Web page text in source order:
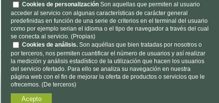
Encuéntalo aquí...
Cookies de personalización Son aquellas que permiten al usuario
acceder al servicio con algunas características de carácter general
predefinidas en función de una serie de criterios en el terminal del usuario
como por ejemplo serian el idioma o el tipo de navegador a través del cual
se conecta al servicio. (Propias)
Cookies de análisis. Son aquéllas que bien tratadas por nosotros o
por terceros, nos permiten cuantificar el número de usuarios y así realizar
la medición y análisis estadístico de la utilización que hacen los usuarios
del servicio ofertado. Para ello se analiza su navegación en nuestra
página web con el fin de mejorar la oferta de productos o servicios que le
ofrecemos. (De terceros)
Acepto